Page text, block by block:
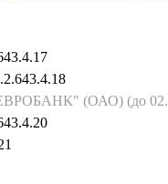
(ОАО) (до